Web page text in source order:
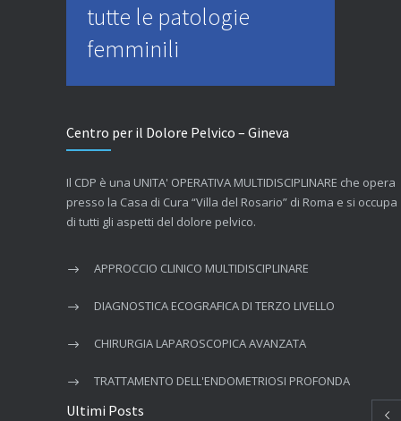
tutte le patologie
femminili
Centro per il Dolore Pelvico – Gineva
Il CDP è una UNITA' OPERATIVA MULTIDISCIPLINARE che opera
presso la Casa di Cura “Villa del Rosario” di Roma e si occupa
di tutti gli aspetti del dolore pelvico.
APPROCCIO CLINICO MULTIDISCIPLINARE
DIAGNOSTICA ECOGRAFICA DI TERZO LIVELLO
CHIRURGIA LAPAROSCOPICA AVANZATA
TRATTAMENTO DELL'ENDOMETRIOSI PROFONDA
Ultimi Posts